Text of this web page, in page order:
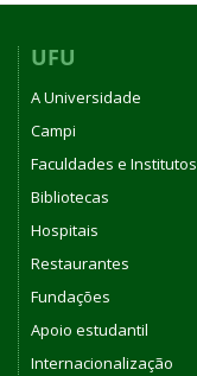
UFU
A Universidade
Campi
Faculdades e Institutos
Bibliotecas
Hospitais
Restaurantes
Fundações
Apoio estudantil
Internacionalização